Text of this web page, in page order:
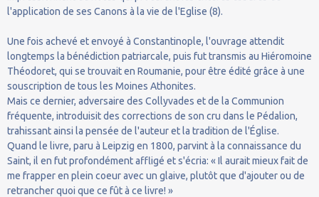
l'application de ses Canons à la vie de l'Eglise (8).
Une fois achevé et envoyé à Constantinople, l'ouvrage attendit
longtemps la bénédiction patriarcale, puis fut transmis au Hiéromoine
Théodoret, qui se trouvait en Roumanie, pour être édité grâce à une
souscription de tous les Moines Athonites.
Mais ce dernier, adversaire des Collyvades et de la Communion
fréquente, introduisit des corrections de son cru dans le Pédalion,
trahissant ainsi la pensée de l'auteur et la tradition de l'Église.
Quand le livre, paru à Leipzig en 1800, parvint à la connaissance du
Saint, il en fut profondément affligé et s'écria: « Il aurait mieux fait de
me frapper en plein coeur avec un glaive, plutôt que d'ajouter ou de
retrancher quoi que ce fût à ce livre! »